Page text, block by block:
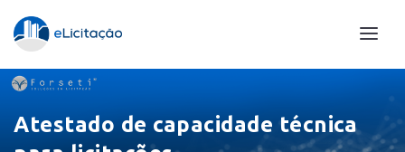
Atestado de capacidade técnica